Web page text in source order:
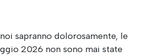
sapranno dolorosamente, le
2026 non sono mai state